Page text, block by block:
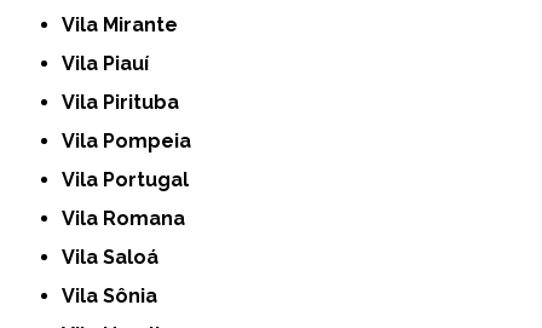
Vila Mirante
Vila Piauí
Vila Pirituba
Vila Pompeia
Vila Portugal
Vila Romana
Vila Saloá
Vila Sônia